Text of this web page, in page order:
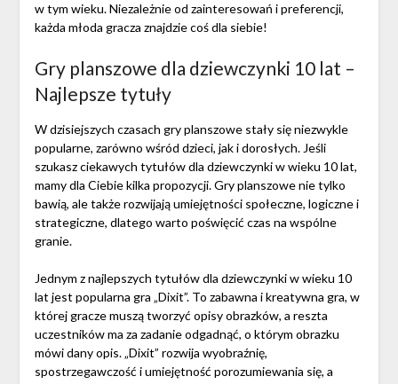
w tym wieku. Niezależnie od zainteresowań i preferencji,
każda młoda gracza znajdzie coś dla siebie!
Gry planszowe dla dziewczynki 10 lat –
Najlepsze tytuły
W dzisiejszych czasach gry planszowe stały się niezwykle
popularne, zarówno wśród dzieci, jak i dorosłych. Jeśli
szukasz ciekawych tytułów dla dziewczynki w wieku 10 lat,
mamy dla Ciebie kilka propozycji. Gry planszowe nie tylko
bawią, ale także rozwijają umiejętności społeczne, logiczne i
strategiczne, dlatego warto poświęcić czas na wspólne
granie.
Jednym z najlepszych tytułów dla dziewczynki w wieku 10
lat jest popularna gra „Dixit”. To zabawna i kreatywna gra, w
której gracze muszą tworzyć opisy obrazków, a reszta
uczestników ma za zadanie odgadnąć, o którym obrazku
mówi dany opis. „Dixit” rozwija wyobraźnię,
spostrzegawczość i umiejętność porozumiewania się, a